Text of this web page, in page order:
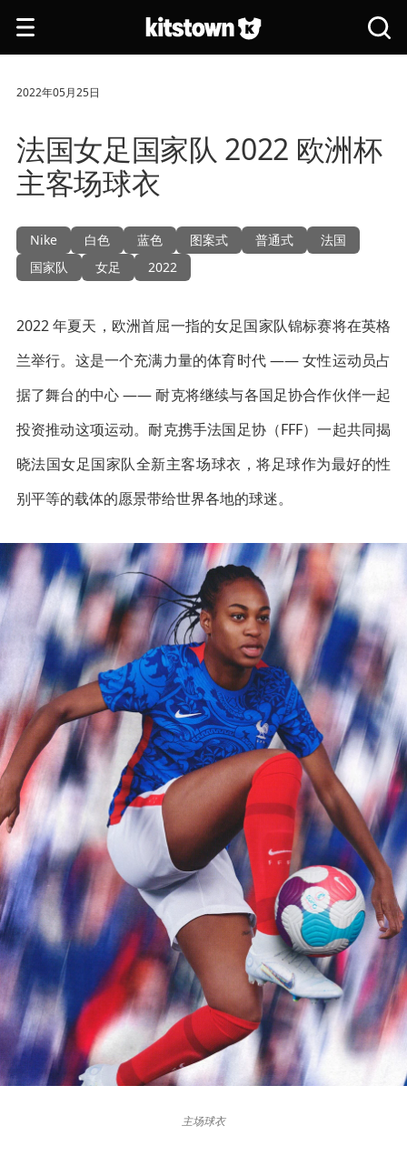
打
开
航
搜
索
2022年05月25日
法国女足国家队 2022 欧洲杯
主客场球衣
Nike 白色 蓝色 图案式 普通式
法国
国家队
女足 2022
2022 年夏天，欧洲首屈一指的女足国家队锦标赛将在英格
兰举行。这是一个充满力量的体育时代 —— 女性运动员占
据了舞台的中心 —— 耐克将继续与各国足协合作伙伴一起
投资推动这项运动。耐克携手法国足协（FFF）一起共同揭
晓法国女足国家队全新主客场球衣，将足球作为最好的性
别平等的载体的愿景带给世界各地的球迷。
主场球衣